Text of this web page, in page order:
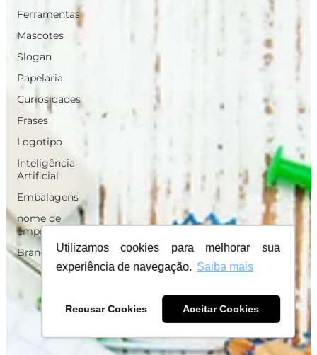
Utilizamos cookies para melhorar sua
experiência de navegação. Saiba mais
Recusar Cookies Aceitar Cookies
Ferramentas
Mascotes
Slogan
Papelaria
Curiosidades
Frases
Logotipo
Inteligência
Artificial
Embalagens
nome de
empresa
Branding